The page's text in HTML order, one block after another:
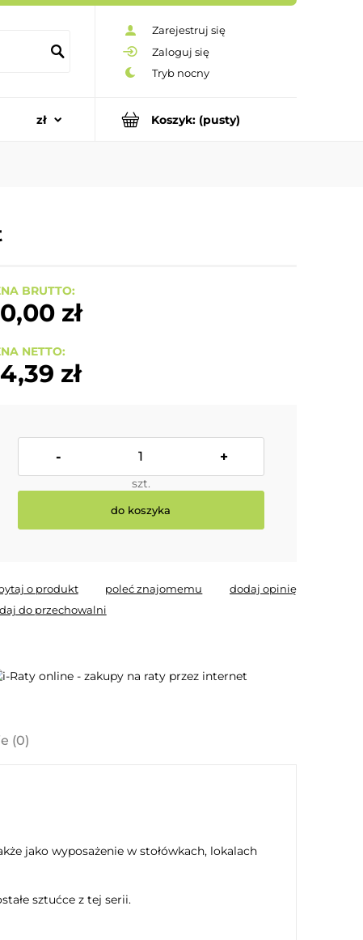
Zarejestruj się
Zaloguj się
Koszyk: (pusty)
BRUTTO:
zł
NETTO:
zł
- +
szt.
do koszyka
o produkt poleć znajomemu
dodaj opinię
do przechowalni
(0)
jako wyposażenie w stołówkach, lokalach
sztućce z tej serii.